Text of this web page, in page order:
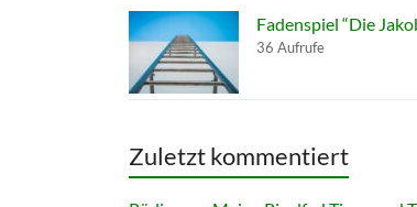
Fadenspiel “Die
36 Aufrufe
Zuletzt kommentiert